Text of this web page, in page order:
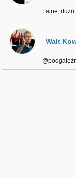
Fajne,
Walt